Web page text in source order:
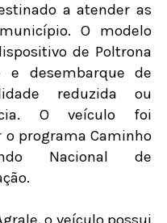
a atender as
O modelo
de Poltrona
e desembarque de
reduzida ou
O veículo foi
o programa Caminho
Nacional de